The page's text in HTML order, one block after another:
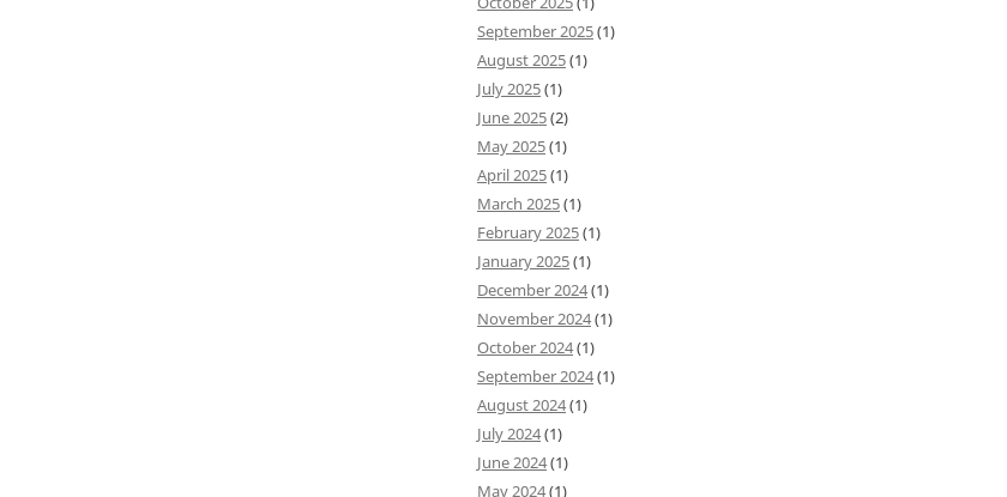
September 2025(1)
August 2025(1)
July 2025(1)
June 2025(2)
May 2025(1)
April 2025(1)
March 2025(1)
February 2025(1)
January 2025(1)
December 2024(1)
November 2024(1)
October 2024(1)
September 2024(1)
August 2024(1)
July 2024(1)
June 2024(1)
May 2024(1)